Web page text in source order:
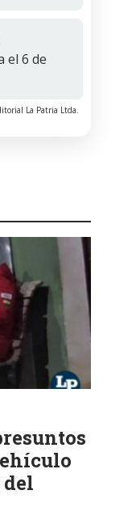
el 6 de
La Patria Ltda.